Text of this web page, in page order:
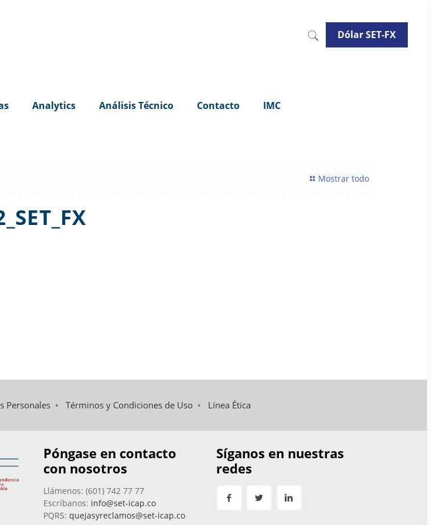
Analytics Análisis Técnico Contacto IMC
Dólar SET-FX
Mostrar todo
Personales •Términos y Condiciones de Uso • Línea Ética
Póngase en contacto
con nosotros
Llámenos: (601) 742 77 77
Escríbanos: info@set-icap.co
PQRS: quejasyreclamos@set-icap.co
Síganos en nuestras
redes